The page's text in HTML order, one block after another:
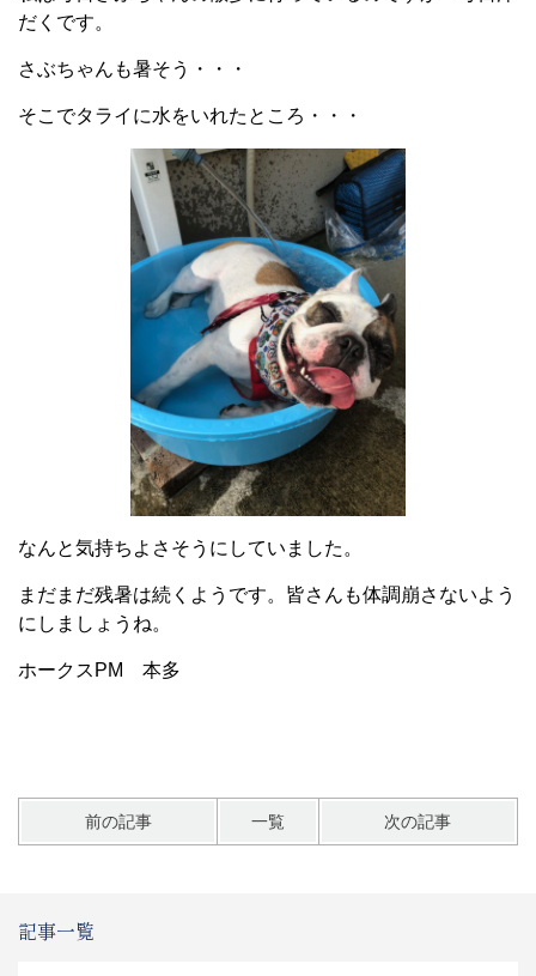
だくです。
さぶちゃんも暑そう・・・
そこでタライに水をいれたところ・・・
なんと気持ちよさそうにしていました。
まだまだ残暑は続くようです。皆さんも体調崩さないよう
にしましょうね。
ホークスPM 本多
前の記事 一覧 次の記事
記事一覧